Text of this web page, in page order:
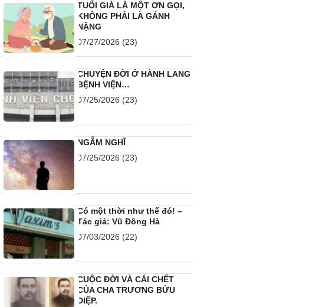
TUỔI GIÀ LÀ MỘT ƠN GỌI,
KHÔNG PHẢI LÀ GÁNH
NẶNG
07/27/2026 (23)
CHUYỆN ĐỜI Ở HÀNH LANG
BỆNH VIỆN…
07/25/2026 (23)
NGẪM NGHĨ
07/25/2026 (23)
Có một thời như thế đó! –
Tác giả: Vũ Đông Hà
07/03/2026 (22)
CUỘC ĐỜI VÀ CÁI CHẾT
CỦA CHA TRƯƠNG BỬU
DIỆP.